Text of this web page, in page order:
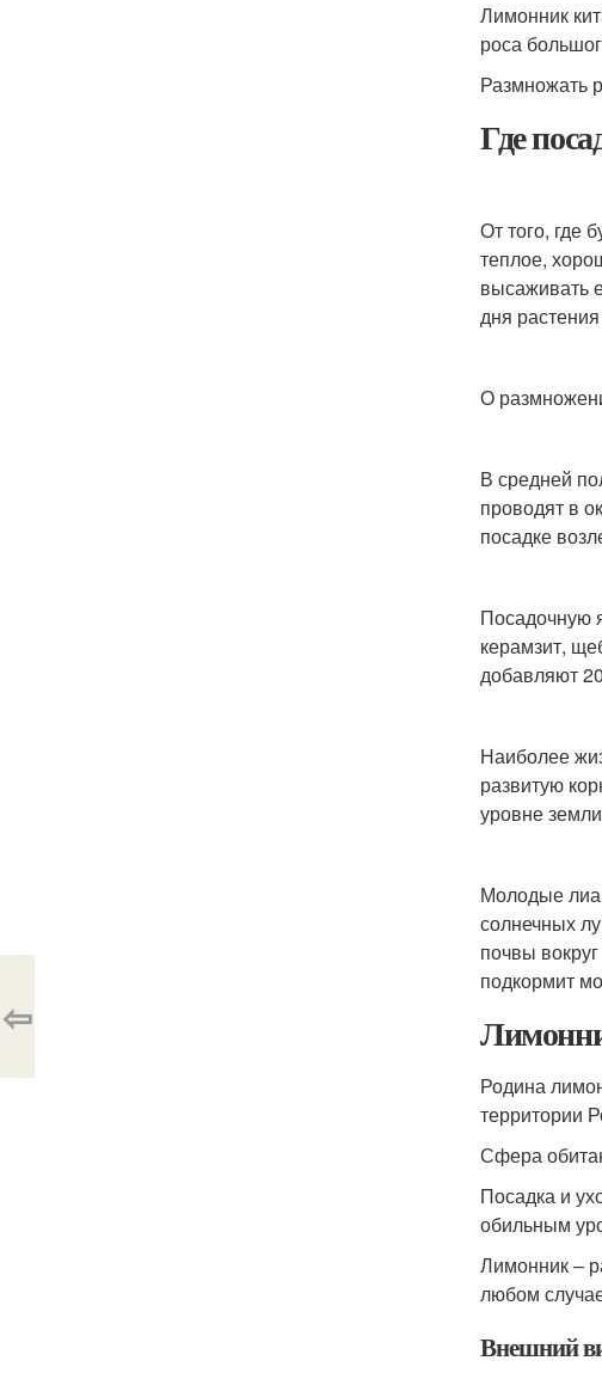
Лимонник
роса
Размножать
Где
От того, где
теплое,
высаживать
дня
О
В средней
проводят в
посадке
Посадочную
керамзит,
добавляют
Наиболее
развитую
уровне
Молодые
солнечных
почвы
подкормит
Родина
территории
Сфера
Посадка и
обильным
Лимонник –
любом
Внешний
⇦